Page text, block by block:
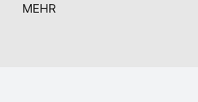
MEHR